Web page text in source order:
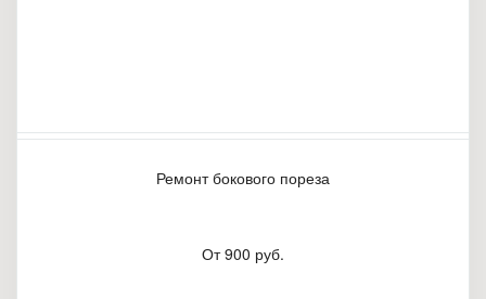
Ремонт бокового пореза
От 900 руб.